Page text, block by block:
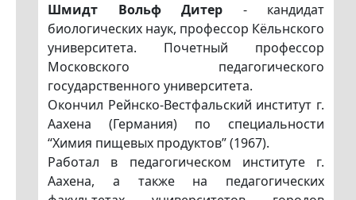
Шмидт Вольф Дитер - кандидат
биологических наук, профессор Кёльнского
университета. Почетный профессор
Московского педагогического
государственного университета.
Окончил Рейнско-Вестфальский институт г.
Аахена (Германия) по специальности
“Химия пищевых продуктов” (1967).
Работал в педагогическом институте г.
Аахена, а также на педагогических